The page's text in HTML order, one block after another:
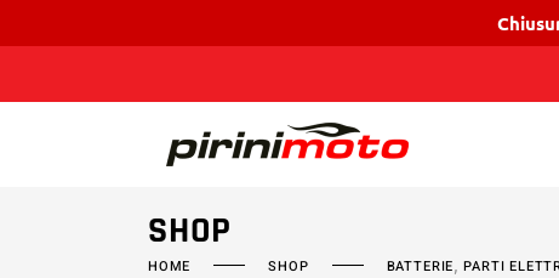
SHOP
HOME SHOP BATTERIE,PARTI